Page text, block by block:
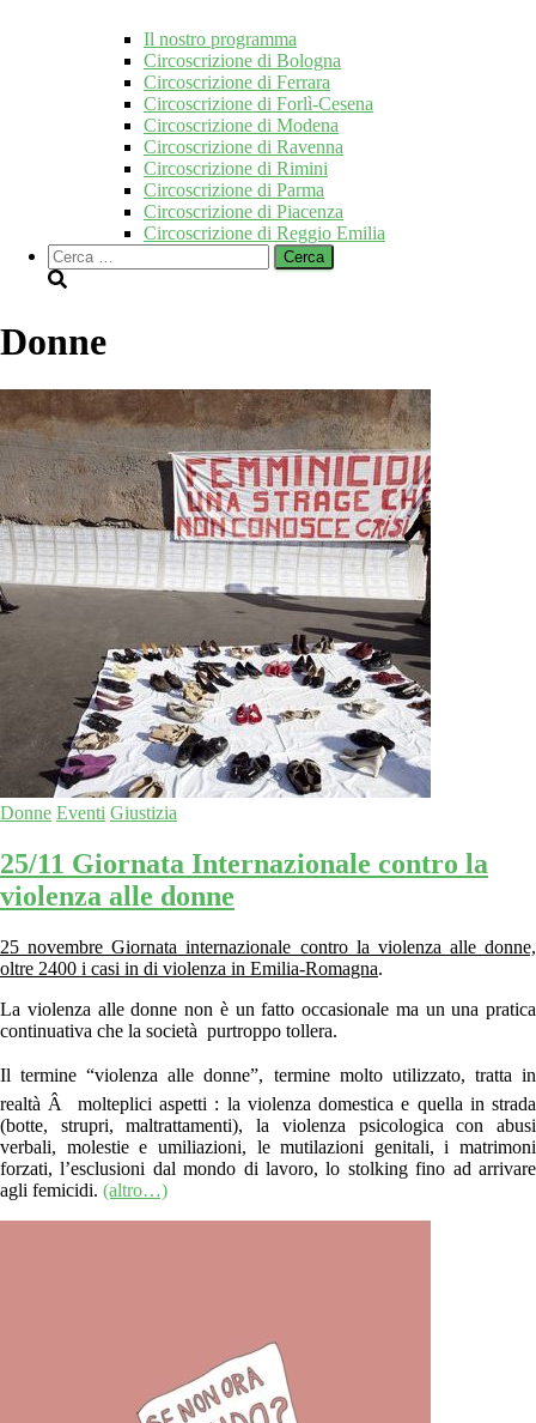
Il nostro programma
Circoscrizione di Bologna
Circoscrizione di Ferrara
Circoscrizione di Forlì-Cesena
Circoscrizione di Modena
Circoscrizione di Ravenna
Circoscrizione di Rimini
Circoscrizione di Parma
Circoscrizione di Piacenza
Circoscrizione di Reggio Emilia
Ricerca
per:
Donne
Donne Eventi Giustizia
25/11 Giornata Internazionale contro la
violenza alle donne
25 novembre Giornata internazionale contro la violenza alle donne,
oltre 2400 i casi in di violenza in Emilia-Romagna.
La violenza alle donne non è un fatto occasionale ma un una pratica
continuativa che la società purtroppo tollera.
Il termine “violenza alle donne”, termine molto utilizzato, tratta in
realtà Â molteplici aspetti : la violenza domestica e quella in strada
(botte, strupri, maltrattamenti), la violenza psicologica con abusi
verbali, molestie e umiliazioni, le mutilazioni genitali, i matrimoni
forzati, l’esclusioni dal mondo di lavoro, lo stolking fino ad arrivare
agli femicidi. (altro…)